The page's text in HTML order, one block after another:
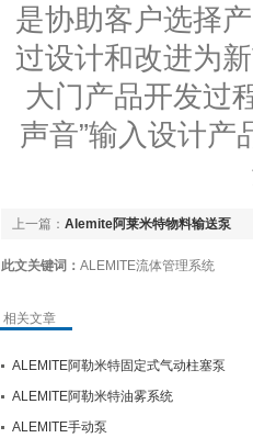
是协助客户选择
过设计和改进为
大门产品开发过
声音”输入设计
上一篇： Alemite阿莱米特物料输送泵
此文关键词： ALEMITE流体管理系统
相关文章
ALEMITE阿勒米特固定式气动柱塞泵
ALEMITE阿勒米特油雾系统
ALEMITE手动泵